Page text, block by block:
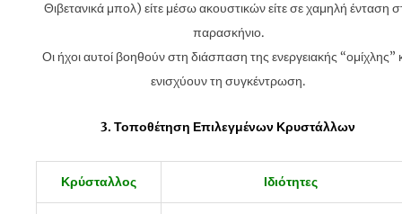
Θιβετανικά μπολ) είτε μέσω ακουστικών είτε σε χαμηλή ένταση
παρασκήνιο.
Οι ήχοι αυτοί βοηθούν στη διάσπαση της ενεργειακής “ομίχλης”
ενισχύουν τη συγκέντρωση.
3. Τοποθέτηση Επιλεγμένων Κρυστάλλων
Κρύσταλλος Ιδιότητες